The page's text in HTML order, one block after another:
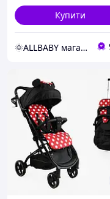
Купити
🌞ALLBABY магазин товарів для дітей